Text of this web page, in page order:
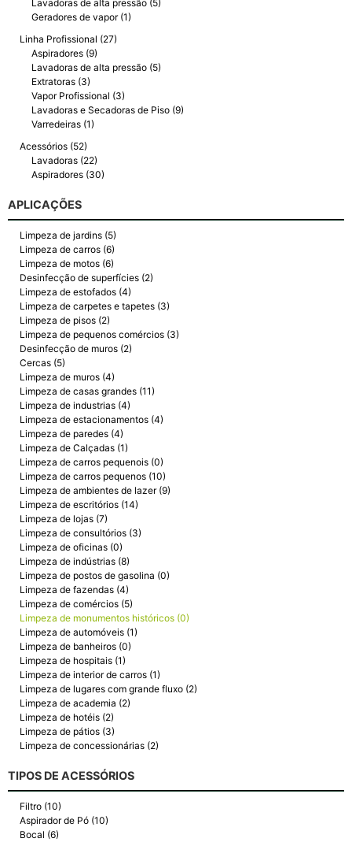
Lavadoras de alta pressão (5)
Geradores de vapor (1)
Linha Profissional (27)
Aspiradores (9)
Lavadoras de alta pressão (5)
Extratoras (3)
Vapor Profissional (3)
Lavadoras e Secadoras de Piso (9)
Varredeiras (1)
Acessórios (52)
Lavadoras (22)
Aspiradores (30)
APLICAÇÕES
Limpeza de jardins (5)
Limpeza de carros (6)
Limpeza de motos (6)
Desinfecção de superfícies (2)
Limpeza de estofados (4)
Limpeza de carpetes e tapetes (3)
Limpeza de pisos (2)
Limpeza de pequenos comércios (3)
Desinfecção de muros (2)
Cercas (5)
Limpeza de muros (4)
Limpeza de casas grandes (11)
Limpeza de industrias (4)
Limpeza de estacionamentos (4)
Limpeza de paredes (4)
Limpeza de Calçadas (1)
Limpeza de carros pequenois (0)
Limpeza de carros pequenos (10)
Limpeza de ambientes de lazer (9)
Limpeza de escritórios (14)
Limpeza de lojas (7)
Limpeza de consultórios (3)
Limpeza de oficinas (0)
Limpeza de indústrias (8)
Limpeza de postos de gasolina (0)
Limpeza de fazendas (4)
Limpeza de comércios (5)
Limpeza de monumentos históricos (0)
Limpeza de automóveis (1)
Limpeza de banheiros (0)
Limpeza de hospitais (1)
Limpeza de interior de carros (1)
Limpeza de lugares com grande fluxo (2)
Limpeza de academia (2)
Limpeza de hotéis (2)
Limpeza de pátios (3)
Limpeza de concessionárias (2)
TIPOS DE ACESSÓRIOS
Filtro (10)
Aspirador de Pó (10)
Bocal (6)